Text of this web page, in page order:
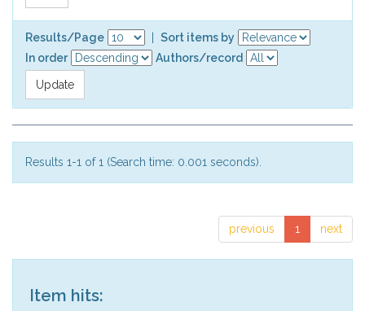
Results/Page
Sort items by
In order
Authors/record
Results 1-1 of 1 (Search time: 0.001 seconds).
previous 1 next
Item hits: